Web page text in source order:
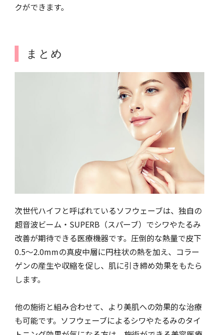
クができます。
まとめ
次世代ハイフと呼ばれているソフウェーブは、独自の
超音波ビーム・SUPERB（スパーブ）でシワやたるみ
改善が期待できる医療機器です。圧倒的な熱量で皮下
0.5～2.0mmの真皮中層に円柱状の熱を加え、コラー
ゲンの産生や収縮を促し、肌に引き締め効果をもたら
します。
他の施術と組み合わせて、より美肌への効果的な治療
も可能です。ソフウェーブによるシワやたるみのタイ